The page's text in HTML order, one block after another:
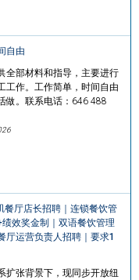
自由
全部材料和指导，主要进行
工作。工作简单，时间自由
做。联系电话：646 488
厅店长招聘｜连锁餐饮管
效奖金制｜双语餐饮管理
厅运营负责人招聘｜要求1
扩张背景下，现同步开放纽